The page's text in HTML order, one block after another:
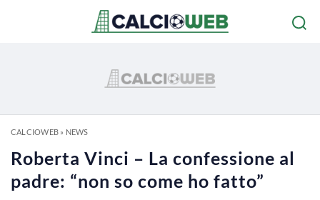
CALCIOWEB» NEWS
Roberta Vinci – La confessione al
padre: “non so come ho fatto”